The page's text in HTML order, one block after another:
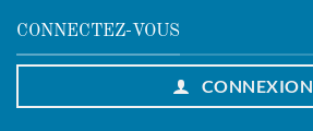
CONNECTEZ-VOUS
CONNEXION